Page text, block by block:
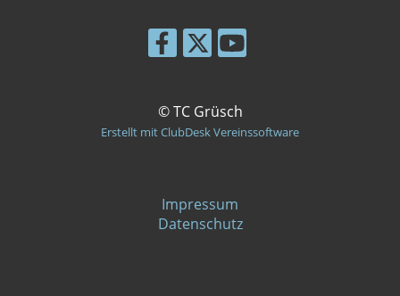
© TC Grüsch
Erstellt mit ClubDesk Vereinssoftware
Impressum
Datenschutz